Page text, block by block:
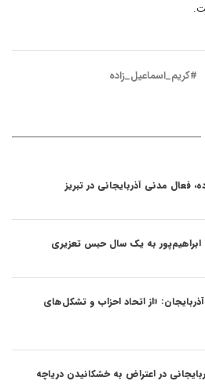
#کریم_اسماعیل_زاده
فعال مدنی آذربایجانی در تبریز
ابراهیم‌پور به یک سال حبس تعزیری
«از اتحاد احزاب و تشکل‌های
در اعتراض به خشکانیدن دریاچه